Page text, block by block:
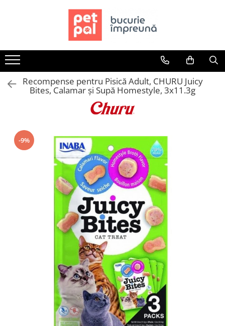
Câini
Hrană Uscată Câini
Câine Junior
Câine Adult
Câine Junior
Câine Adult
Diete Veterinare Câini
Recompense Câini
Covorașe Igienice Câini
Recompense pentru Pisică Adult, CHURU Juicy
Bites, Calamar și Supă Homestyle, 3x11.3g
-9%